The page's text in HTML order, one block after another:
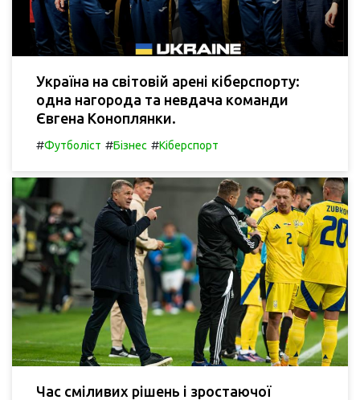
Україна на світовій арені кіберспорту:
одна нагорода та невдача команди
Євгена Коноплянки.
#Футболіст #Бізнес #Кіберспорт
Час сміливих рішень і зростаючої